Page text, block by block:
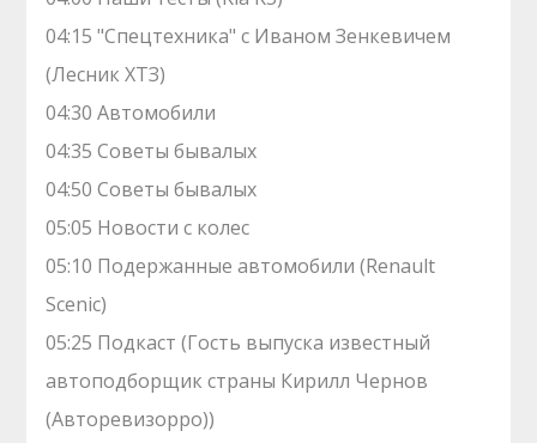
04:15 "Спецтехника" с Иваном Зенкевичем
(Лесник ХТЗ)
04:30 Автомобили
04:35 Советы бывалых
04:50 Советы бывалых
05:05 Новости с колес
05:10 Подержанные автомобили (Renault
Scenic)
05:25 Подкаст (Гость выпуска известный
автоподборщик страны Кирилл Чернов
(Авторевизорро))